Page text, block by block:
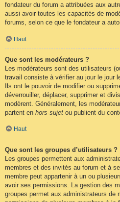
fondateur du forum a attribuées aux
aussi avoir toutes les capacités de
forums, selon ce que le fondateur a
Haut
Que sont les modérateurs ?
Les modérateurs sont des utilisateurs
travail consiste à vérifier au jour le jour
Ils ont le pouvoir de modifier ou
déverrouiller, déplacer, supprimer et
modèrent. Généralement, les
partent en hors-sujet ou publient du
Haut
Que sont les groupes d’utilisateurs ?
Les groupes permettent aux
membres et des invités au forum et à
membre peut appartenir à un ou
avoir ses permissions. La gestion des
groupes permet aux administrateurs de